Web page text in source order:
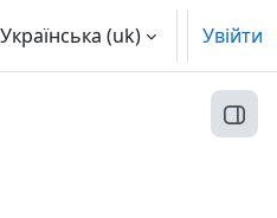
Українська ‎(uk)‎ Увійти